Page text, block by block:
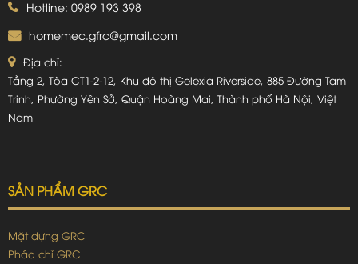
Hotline: 0989 193 398
homemec.gfrc@gmail.com
Địa chỉ:
Tầng 2, Tòa CT1-2-12, Khu đô thị Gelexia Riverside, 885 Đường Tam
Trinh, Phường Yên Sở, Quận Hoàng Mai, Thành phố Hà Nội, Việt
Nam
SẢN PHẨM GRC
Mặt dựng GRC
Pháo chỉ GRC